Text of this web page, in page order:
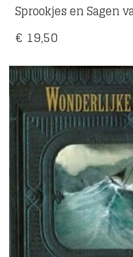
Sprookjes en Sagen
€ 19,50